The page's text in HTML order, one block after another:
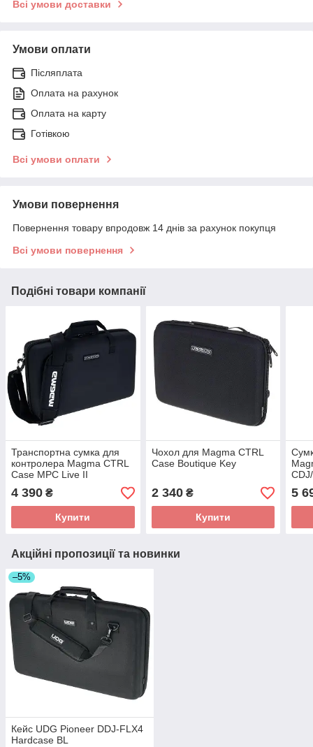
Всі умови доставки
Умови оплати
Післяплата
Оплата на рахунок
Оплата на карту
Готівкою
Всі умови оплати
Умови повернення
Повернення товару впродовж 14 днів за рахунок покупця
Всі умови повернення
Подібні товари компанії
Транспортна сумка для
контролера Magma CTRL
Case MPC Live II
4 390 ₴
Купити
Чохол для Magma CTRL
Case Boutique Key
2 340₴
Купити
5
Акційні пропозиції та новинки
–5%
Кейс UDG Pioneer DDJ-FLX4
Hardcase BL